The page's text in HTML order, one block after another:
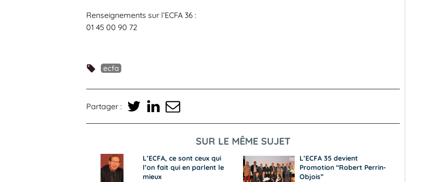
Renseignements sur l’ECFA 36 :
01 45 00 90 72
ecfa
Partager :
SUR LE MÊME SUJET
L’ECFA, ce sont ceux qui
l’on fait qui en parlent le
mieux
L’ECFA 35 devient
Promotion “Robert Perrin-
Objois”